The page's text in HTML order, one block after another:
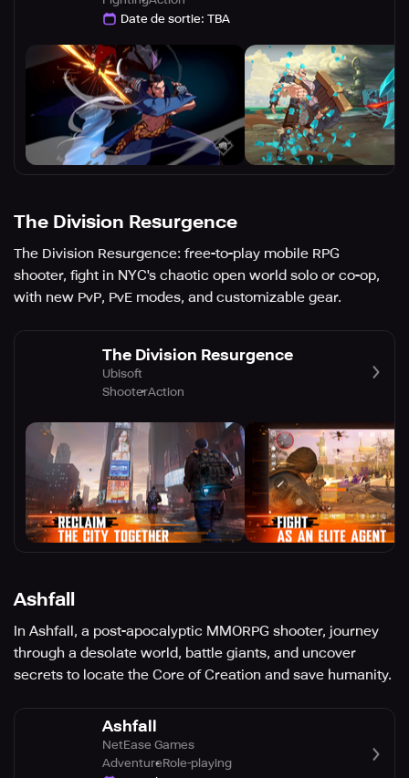
Date de sortie: TBA
The Division Resurgence
The Division Resurgence: free-to-play mobile RPG
shooter, fight in NYC's chaotic open world solo or co-op,
with new PvP, PvE modes, and customizable gear.
The Division Resurgence
Ubisoft
ShooterAction
Ashfall
In Ashfall, a post-apocalyptic MMORPG shooter, journey
through a desolate world, battle giants, and uncover
secrets to locate the Core of Creation and save humanity.
Ashfall
NetEase Games
AdventureRole-playing